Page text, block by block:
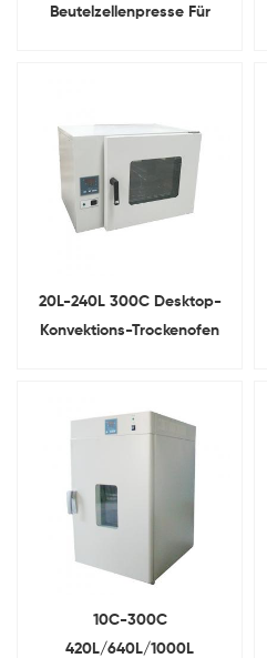
Beutelzellenpresse Für
20L-240L 300C Desktop-
Konvektions-Trockenofen
10C-300C
420L/640L/1000L